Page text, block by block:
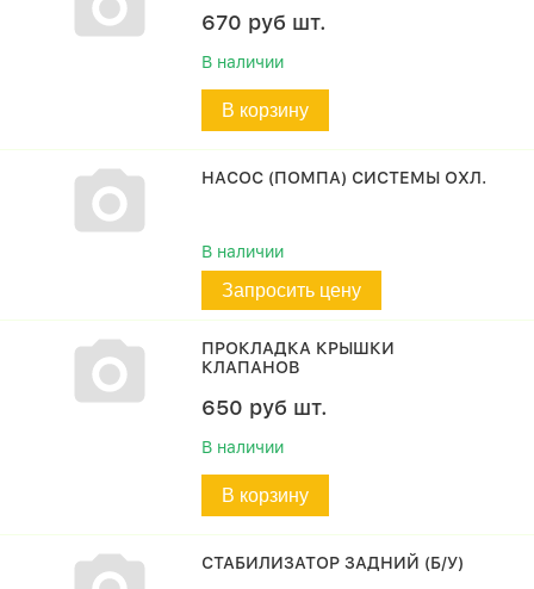
670 руб шт.
В наличии
В корзину
НАСОС (ПОМПА) СИСТЕМЫ ОХЛ.
В наличии
Запросить цену
ПРОКЛАДКА КРЫШКИ
КЛАПАНОВ
650 руб шт.
В наличии
В корзину
СТАБИЛИЗАТОР ЗАДНИЙ (Б/У)